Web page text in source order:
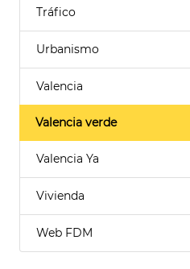
Tráfico
Urbanismo
Valencia
Valencia verde
Valencia Ya
Vivienda
Web FDM